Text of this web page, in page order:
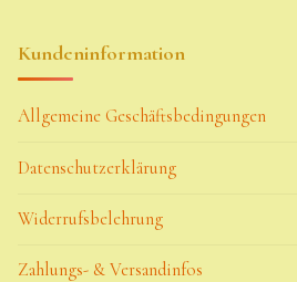
Kundeninformation
Allgemeine Geschäftsbedingungen
Datenschutzerklärung
Widerrufsbelehrung
Zahlungs- & Versandinfos